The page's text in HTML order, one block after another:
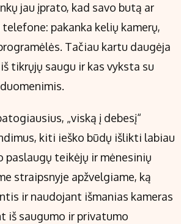
jau įprato, kad savo butą ar
pakanka kelių kamerų,
Tačiau kartu daugėja
tikrųjų saugu ir kas vyksta su
„viską į debesį“
kiti ieško būdų išlikti labiau
paslaugų teikėjų ir mėnesinių
straipsnyje apžvelgiame, ką
ir naudojant išmanias kameras
iš saugumo ir privatumo